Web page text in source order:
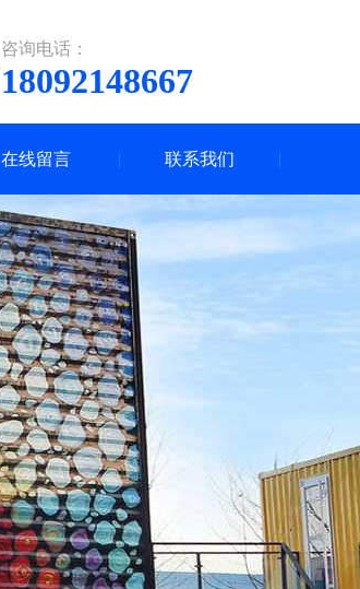
咨询电话：
18092148667
在线留言 联系我们